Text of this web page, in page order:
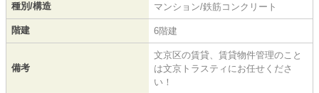
種別/構造 マンション/鉄筋コンクリート
階建 6階建
備考
文京区の賃貸、賃貸物件管理のこと
は文京トラスティにお任せくださ
い！